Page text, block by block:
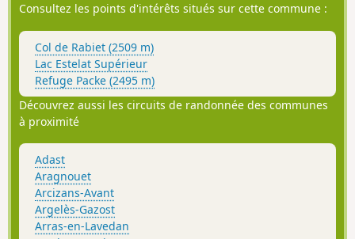
Consultez les points d'intérêts situés sur cette commune :
Col de Rabiet (2509 m)
Lac Estelat Supérieur
Refuge Packe (2495 m)
Découvrez aussi les circuits de randonnée des communes
à proximité
Adast
Aragnouet
Arcizans-Avant
Argelès-Gazost
Arras-en-Lavedan